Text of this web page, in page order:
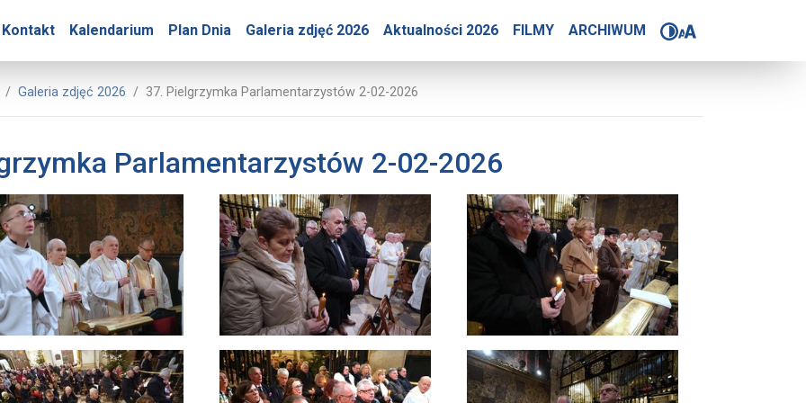
Kontakt Kalendarium Plan Dnia Galeria zdjęć 2026 Aktualności 2026 FILMY ARCHIWUM
– 37. Pielgrzymka Parlamentarzystów 2-02-
Prasowe Jasnej Góry
Galeria zdjęć 2026 37. Pielgrzymka Parlamentarzystów 2-02-2026
Parlamentarzystów 2-02-2026